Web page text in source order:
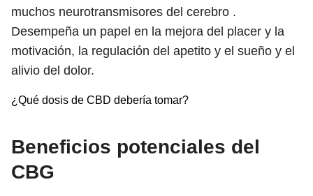
muchos neurotransmisores del cerebro .
Desempeña un papel en la mejora del placer y la
motivación, la regulación del apetito y el sueño y el
alivio del dolor.
¿Qué dosis de CBD debería tomar?
Beneficios potenciales del
CBG